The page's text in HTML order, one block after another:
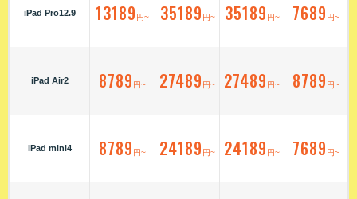
iPad Pro12.9
iPad Air2
iPad mini4
13189 円~ 35189 円~ 35189 円~ 7689 円~
8789 円~ 27489 円~ 27489 円~ 8789 円~
8789 円~ 24189 円~ 24189 円~ 7689 円~